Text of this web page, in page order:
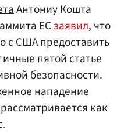
Антониу Кошта
ЕСзаявил, что
с США предоставить
пятой статье
безопасности.
нападение
как